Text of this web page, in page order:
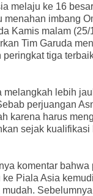
melaju ke 16
menahan imbang
Kamis malam (25/
Tim Garuda
peringkat tiga
melangkah lebih
perjuangan
karena harus
sejak
komentar bahwa
Piala Asia
mudah.